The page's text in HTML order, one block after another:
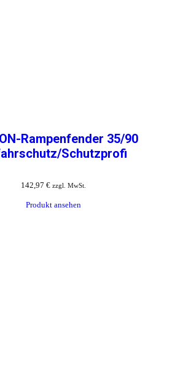
Rampenfender 35/90
Schutzprofi
142,97 € zzgl. MwSt.
Produkt ansehen